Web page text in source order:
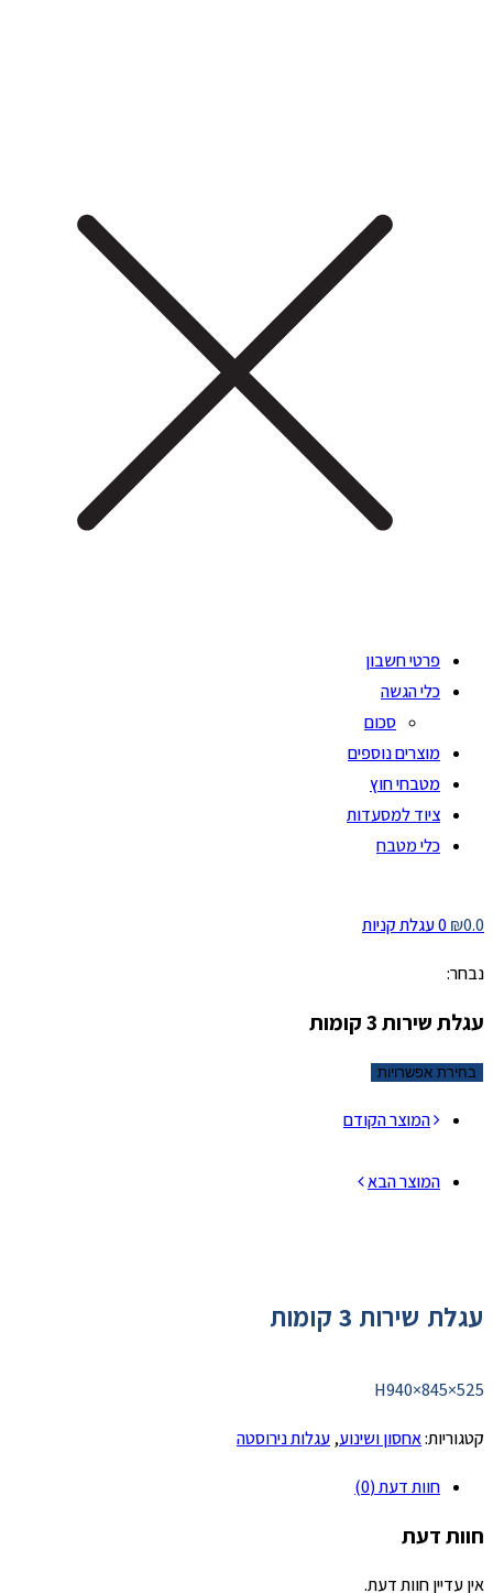
פרטי חשבון
כלי הגשה
סכום
מוצרים נוספים
מטבחי חוץ
ציוד למסעדות
כלי מטבח
₪0.0
0 עגלת קניות
נבחר:
עגלת שירות 3 קומות
בחירת אפשרויות
המוצר הקודם
המוצר הבא
עגלת שירות 3 קומות
525×845×H940
קטגוריות:אחסון ושינוע,עגלות נירוסטה
חוות דעת (0)
חוות דעת
אין עדיין חוות דעת.